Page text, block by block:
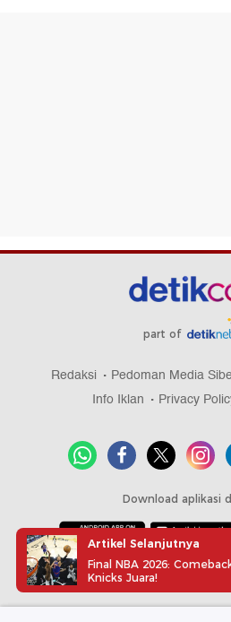
part of
Redaksi Pedoman Media
Info Iklan
Privacy
Download aplikasi
Copyright @ 2026
Artikel Selanjutnya
Final NBA 2026:
Knicks Juara!